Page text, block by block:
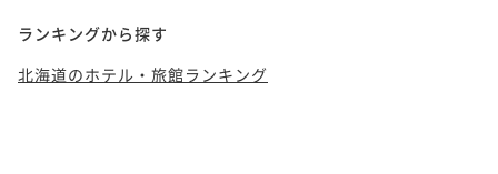
ランキングから探す
北海道のホテル・旅館ランキング